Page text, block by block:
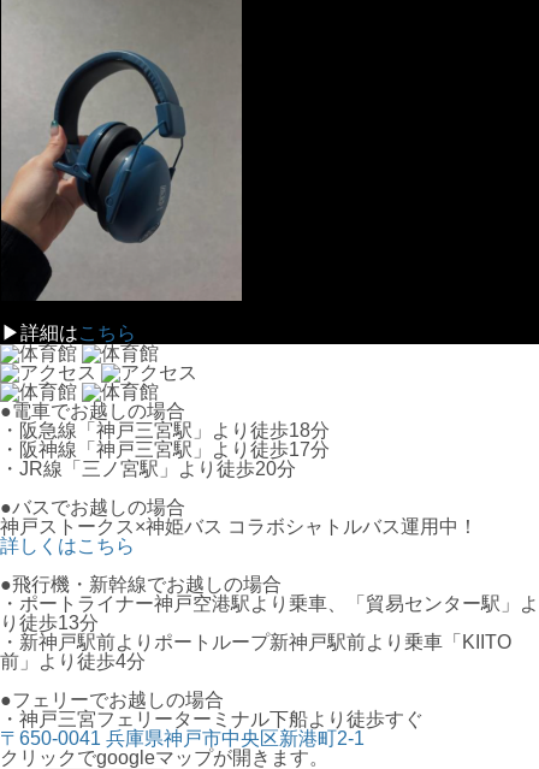
▶詳細はこちら
●電車でお越しの場合
・阪急線「神戸三宮駅」より徒歩18分
・阪神線「神戸三宮駅」より徒歩17分
・JR線「三ノ宮駅」より徒歩20分
●バスでお越しの場合
神戸ストークス×神姫バス コラボシャトルバス運用中！
詳しくはこちら
●飛行機・新幹線でお越しの場合
・ポートライナー神戸空港駅より乗車、「貿易センター駅」よ
り徒歩13分
・新神戸駅前よりポートループ新神戸駅前より乗車「KIITO
前」より徒歩4分
●フェリーでお越しの場合
・神戸三宮フェリーターミナル下船より徒歩すぐ
〒650-0041 兵庫県神戸市中央区新港町2-1
クリックでgoogleマップが開きます。